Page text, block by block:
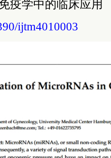
疫学中的临床应用
ijtm4010003